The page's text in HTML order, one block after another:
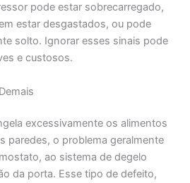
pode estar sobrecarregado,
estar desgastados, ou pode
solto. Ignorar esses sinais pode
e custosos.
excessivamente os alimentos
paredes, o problema geralmente
ao sistema de degelo
da porta. Esse tipo de defeito,